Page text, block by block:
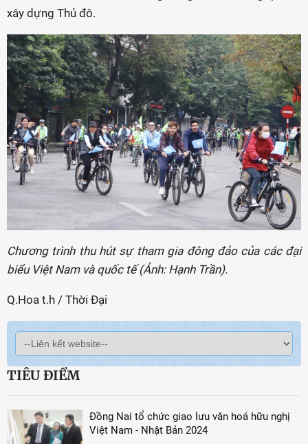
xây dựng Thủ đô.
Chương trình thu hút sự tham gia đông đảo của các đại
biểu Việt Nam và quốc tế (Ảnh: Hạnh Trần).
Q.Hoa t.h / Thời Đại
TIÊU ĐIỂM
Đồng Nai tổ chức giao lưu văn hoá hữu nghị
Việt Nam - Nhật Bản 2024